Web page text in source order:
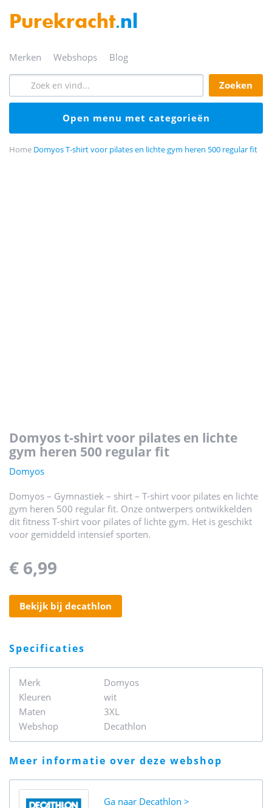
Purekracht.nl
merken webshops blog
zoeken
open menu met categorieën
Home Domyos T-shirt voor pilates en lichte gym heren 500 regular fit
domyos t-shirt voor pilates en lichte
gym heren 500 regular fit
Domyos
Domyos – Gymnastiek – shirt – T-shirt voor pilates en lichte
gym heren 500 regular fit. Onze ontwerpers ontwikkelden
dit fitness T-shirt voor pilates of lichte gym. Het is geschikt
voor gemiddeld intensief sporten.
€ 6,99
bekijk bij decathlon
specificaties
Merk
Domyos
Kleuren
wit
Maten
3XL
Webshop
Decathlon
meer informatie over deze webshop
Ga naar Decathlon